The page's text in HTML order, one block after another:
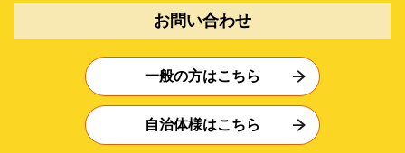
お問い合わせ
一般の方はこちら
自治体様はこちら